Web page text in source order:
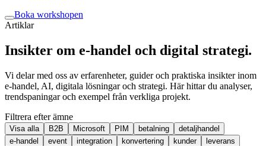
Boka workshopen
Artiklar
Insikter om e-handel och digital strategi.
Vi delar med oss av erfarenheter, guider och praktiska insikter inom
e-handel, AI, digitala lösningar och strategi. Här hittar du analyser,
trendspaningar och exempel från verkliga projekt.
Filtrera efter ämne
Visa alla B2B Microsoft PIM betalning
detaljhandel
e-handel
event integration konvertering kunder
leverans